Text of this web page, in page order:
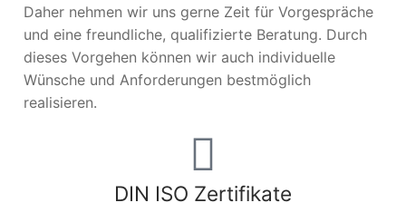
Daher nehmen wir uns gerne Zeit für Vorgespräche
und eine freundliche, qualifizierte Beratung. Durch
dieses Vorgehen können wir auch individuelle
Wünsche und Anforderungen bestmöglich
realisieren.
DIN ISO Zertifikate